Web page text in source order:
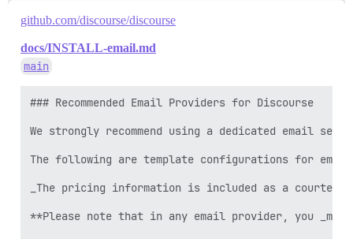
github.com/discourse/discourse
docs/INSTALL-email.md
main
### Recommended Email Providers for Discourse
We strongly recommend using a dedicated email
The following are template configurations for
_The pricing information is included as a
**Please note that in any email provider, you